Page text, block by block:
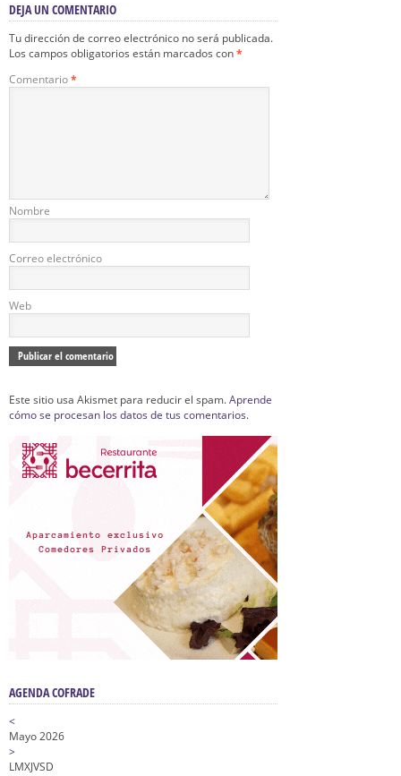
DEJA UN COMENTARIO
Tu dirección de correo electrónico no será publicada.
Los campos obligatorios están marcados con*
Comentario*
Nombre
Correo electrónico
Web
Este sitio usa Akismet para reducir el spam.Aprende
cómo se procesan los datos de tus comentarios.
AGENDA COFRADE
<
Mayo 2026
>
LMXJVSD